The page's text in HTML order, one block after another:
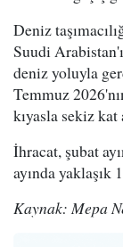
Deniz
Suudi
deniz yoluyla
Temmuz
kıyasla sekiz kat
İhracat, şubat
ayında
Kaynak: Mepa